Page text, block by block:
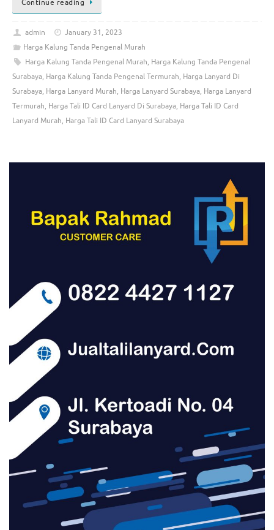
Continue reading
admin
January 31, 2023
Harga Kalung Tanda Pengenal Murah
Harga Kalung Tanda Pengenal Murah, Harga Kalung Tanda Pengenal
Surabaya, Harga Kalung Tanda Pengenal Termurah, Harga Lanyard Di
Surabaya, Harga Lanyard Murah, Harga Lanyard Surabaya, Harga Lanyard
Termurah, Harga Tali ID Card Lanyard Di Surabaya, Harga Tali ID Card
Lanyard Murah, Harga Tali ID Card Lanyard Surabaya